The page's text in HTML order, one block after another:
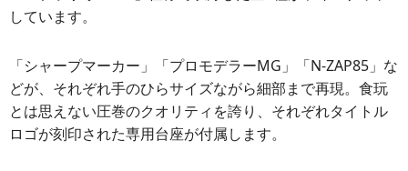
しています。
「シャープマーカー」「プロモデラーMG」「N-ZAP85」な
どが、それぞれ手のひらサイズながら細部まで再現。食玩
とは思えない圧巻のクオリティを誇り、それぞれタイトル
ロゴが刻印された専用台座が付属します。